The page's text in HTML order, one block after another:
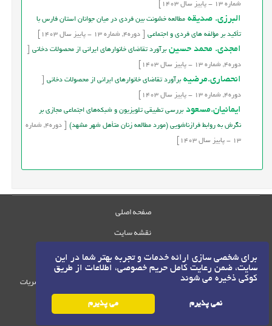
برای شخصی سازی ارائه خدمات و تجربه بهتر شما در این
سایت، ضمن رعایت کامل حریم خصوصی، اطلاعات از طریق
کوکی ذخیره می شوند
نمی پذیرم می پذیرم
شماره 13
-پاییز سال
البرزی. صدیقهمطالعه خشونت بين فردي در ميان جوانان استان فارس با
تأکید بر مؤلفه های فردی و اجتماعی [ دوره 4, شماره 13
-پاییز سال
امجدی. محمد حسینبرآورد تقاضای خانوارهای ایرانی از محصولات دخانی [
دوره 4, شماره 13
-پاییز سال
انحصاری.مرضیهبرآورد تقاضای خانوارهای ایرانی از محصولات دخانی [
دوره 4, شماره 13
-پاییز سال
ایمانیان.مسعودبررسی تطبیقی تلویزیون و شبکه‌های اجتماعی مجازی بر
نگرش به روابط فرازناشویی (مورد مطالعه زنان متأهل شهر مشهد) [ دوره 4, شماره
13
-پاییز سال
صفحه اصلی
نقشه سایت
تماس با ما
حقوق این وب‌سایت متعلق به سامانه مدیریت نشریات
حق نشر
1405-1396